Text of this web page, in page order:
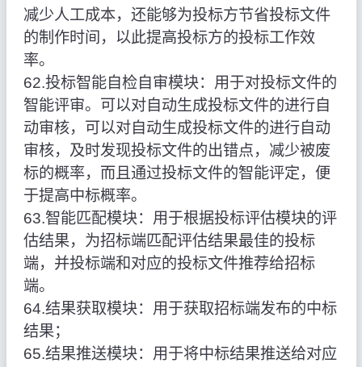
减少人工成本，还能够为投标方节省投标文件
的制作时间，以此提高投标方的投标工作效
率。
62.投标智能自检自审模块：用于对投标文件的
智能评审。可以对自动生成投标文件的进行自
动审核，可以对自动生成投标文件的进行自动
审核，及时发现投标文件的出错点，减少被废
标的概率，而且通过投标文件的智能评定，便
于提高中标概率。
63.智能匹配模块：用于根据投标评估模块的评
估结果，为招标端匹配评估结果最佳的投标
端，并投标端和对应的投标文件推荐给招标
端。
64.结果获取模块：用于获取招标端发布的中标
结果；
65.结果推送模块：用于将中标结果推送给对应